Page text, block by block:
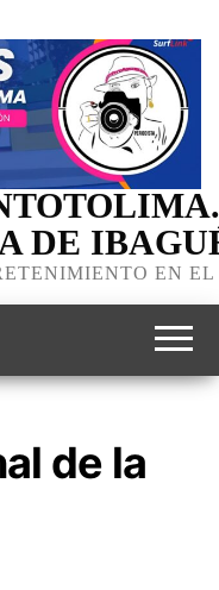
DE
EN
de la